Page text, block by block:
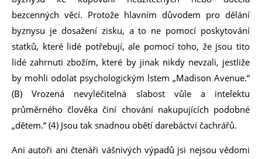
bezcenných věcí. Protože hlavním důvodem pro dělání
byznysu je dosažení zisku, a to ne pomocí poskytování
statků, které lidé potřebují, ale pomocí toho, že jsou tito
lidé zahrnuti zbožím, které by jinak nikdy nevzali, jestliže
by mohli odolat psychologickým lstem „Madison Avenue.“
(B) Vrozená nevyléčitelná slabost vůle a intelektu
průměrného člověka činí chování nakupujících podobné
„dětem.“ (4) Jsou tak snadnou obětí darebáctví čachrářů.
Ani autoři ani čtenáři vášnivých výpadů jsi nejsou vědomi